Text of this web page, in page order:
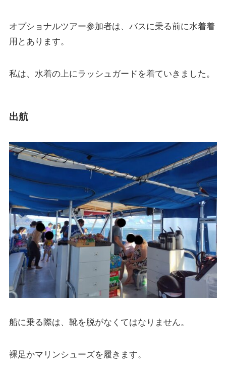
オプショナルツアー参加者は、バスに乗る前に水着着
用とあります。
私は、水着の上にラッシュガードを着ていきました。
出航
船に乗る際は、靴を脱がなくてはなりません。
裸足かマリンシューズを履きます。